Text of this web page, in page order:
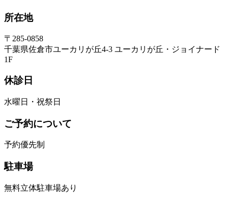
所在地
〒285-0858
千葉県佐倉市ユーカリが丘4-3 ユーカリが丘・ジョイナード
1F
休診日
水曜日・祝祭日
ご予約について
予約優先制
駐車場
無料立体駐車場あり